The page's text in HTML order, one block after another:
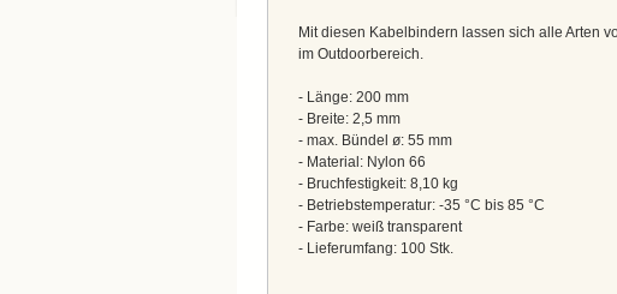
Mit diesen Kabelbindern lassen sich alle Arten
im Outdoorbereich.
- Länge: 200 mm
- Breite: 2,5 mm
- max. Bündel ø: 55 mm
- Material: Nylon 66
- Bruchfestigkeit: 8,10 kg
- Betriebstemperatur: -35 °C bis 85 °C
- Farbe: weiß transparent
- Lieferumfang: 100 Stk.